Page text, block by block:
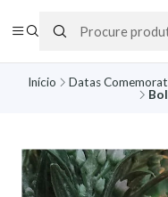
Início Datas